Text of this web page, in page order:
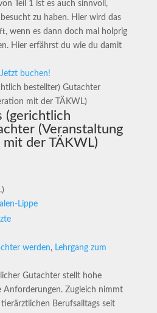
Teil 1 ist es auch sinnvoll,
zu haben. Hier wird das
wenn es dann doch mal holprig
Hier erfährst du wie du damit
Jetzt buchen!
(gerichtlich
(Veranstaltung
der TÄKWL)
Lippe
werden, Lehrgang zum
Gutachter stellt hohe
Anforderungen. Zugleich nimmt
Berufsalltags seit